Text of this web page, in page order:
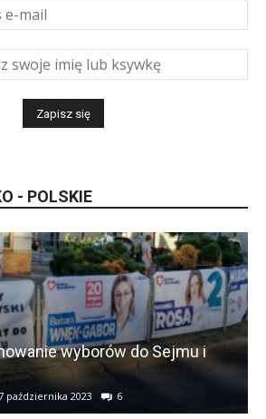
- POLSKIE
wyborów do Sejmu i
października 2023 6